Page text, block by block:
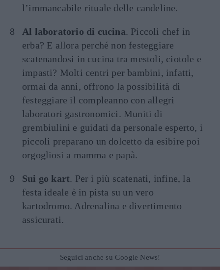
l’immancabile rituale delle candeline.
Al laboratorio di cucina. Piccoli chef in
erba? E allora perché non festeggiare
scatenandosi in cucina tra mestoli, ciotole e
impasti? Molti centri per bambini, infatti,
ormai da anni, offrono la possibilità di
festeggiare il compleanno con allegri
laboratori gastronomici. Muniti di
grembiulini e guidati da personale esperto, i
piccoli preparano un dolcetto da esibire poi
orgogliosi a mamma e papà.
Sui go kart. Per i più scatenati, infine, la
festa ideale è in pista su un vero
kartodromo. Adrenalina e divertimento
assicurati.
Seguici anche su Google News!